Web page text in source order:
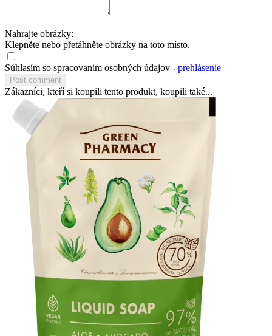
Nahrajte obrázky:
Klepněte nebo přetáhněte obrázky na toto místo.
Súhlasím so spracovaním osobných údajov - prehlásenie
Zákazníci, kteří si koupili tento produkt, koupili také...